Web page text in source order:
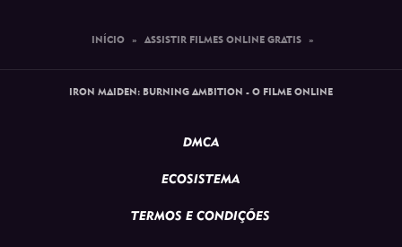
INÍCIO » ASSISTIR FILMES ONLINE GRATIS »
IRON MAIDEN: BURNING AMBITION - O FILME ONLINE
DMCA
ECOSISTEMA
TERMOS E CONDIÇÕES